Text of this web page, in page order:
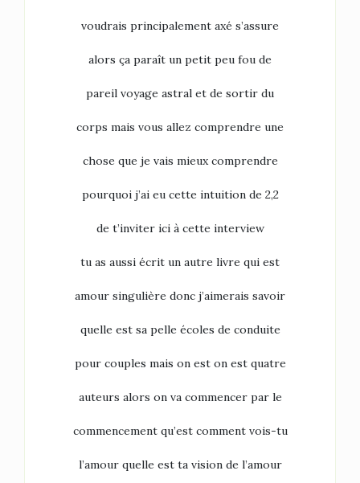
voudrais principalement axé s’assure
alors ça paraît un petit peu fou de
pareil voyage astral et de sortir du
corps mais vous allez comprendre une
chose que je vais mieux comprendre
pourquoi j’ai eu cette intuition de 2,2
de t’inviter ici à cette interview
tu as aussi écrit un autre livre qui est
amour singulière donc j’aimerais savoir
quelle est sa pelle écoles de conduite
pour couples mais on est on est quatre
auteurs alors on va commencer par le
commencement qu’est comment vois-tu
l’amour quelle est ta vision de l’amour